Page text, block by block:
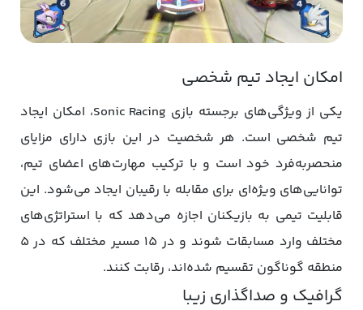
امکان ایجاد تیم شخصی
یکی از ویژگی‌های برجسته بازی Sonic Racing، امکان ایجاد
تیم شخصی است. هر شخصیت در این بازی دارای مزایای
منحصربه‌فرد خود است و با ترکیب مهارت‌های اعضای تیم،
توانایی‌های ویژه‌ای برای مقابله با رقیبان ایجاد می‌شود. این
قابلیت تیمی به بازیکنان اجازه می‌دهد که با استراتژی‌های
مختلف وارد مسابقات شوند و در 15 مسیر مختلف که در 5
منطقه گوناگون تقسیم شده‌اند، رقابت کنند.
گرافیک و صداگذاری زیبا